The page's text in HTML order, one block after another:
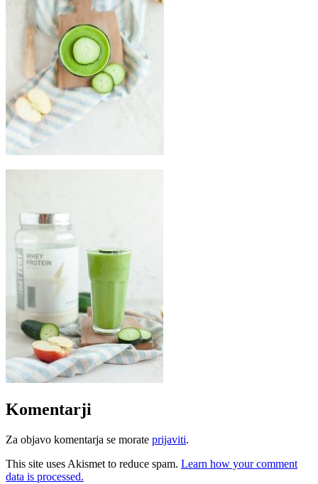
Komentarji
Za objavo komentarja se morate prijaviti.
This site uses Akismet to reduce spam. Learn how your comment
data is processed.